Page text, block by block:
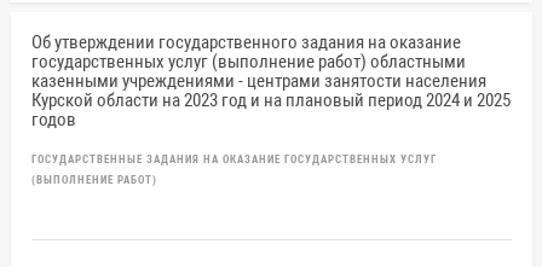
Об утверждении государственного задания на оказание
государственных услуг (выполнение работ) областными
казенными учреждениями - центрами занятости населения
Курской области на 2023 год и на плановый период 2024 и 2025
годов
ГОСУДАРСТВЕННЫЕ ЗАДАНИЯ НА ОКАЗАНИЕ ГОСУДАРСТВЕННЫХ УСЛУГ
(ВЫПОЛНЕНИЕ РАБОТ)